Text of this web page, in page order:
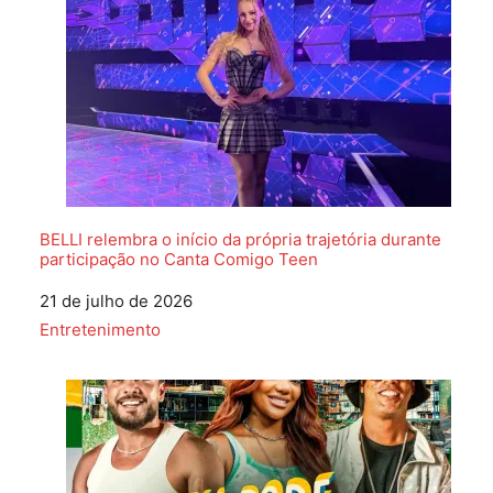
BELLI relembra o início da própria trajetória durante
participação no Canta Comigo Teen
Data
21 de julho de 2026
Em relação a
Entretenimento